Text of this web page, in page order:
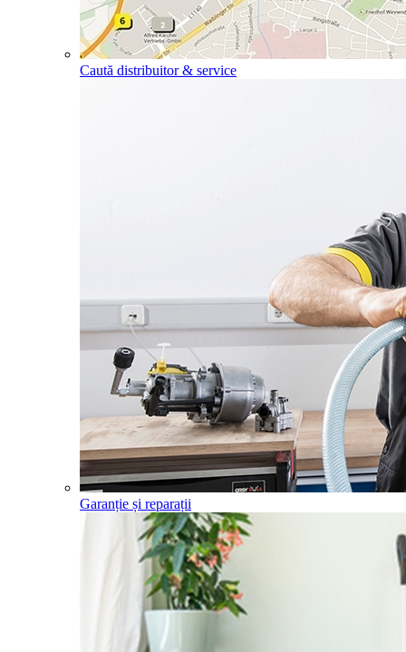
Caută distribuitor & service
Garanție și reparații